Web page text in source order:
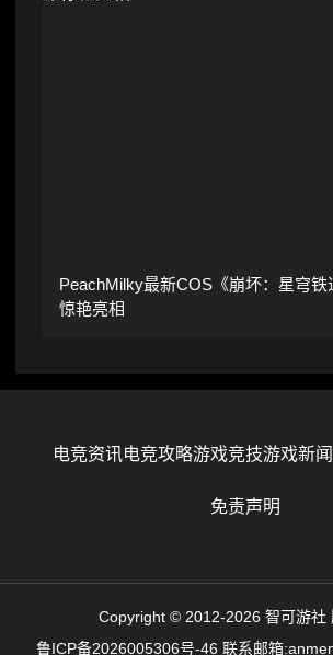
PeachMilky最新COS《崩坏：星穹铁
惊艳亮相
电竞资讯电竞攻略游戏竞技游戏新
免责声明
Copyright © 2012-2026 智可游社
鲁ICP备2026005306号-46 联系邮箱